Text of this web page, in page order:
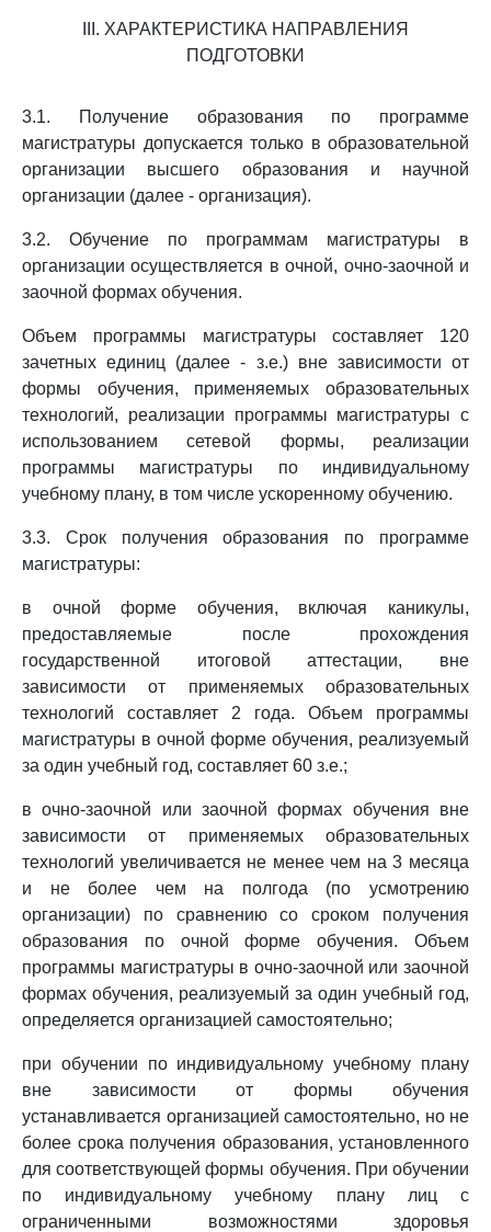
III. ХАРАКТЕРИСТИКА НАПРАВЛЕНИЯ
ПОДГОТОВКИ
3.1. Получение образования по программе
магистратуры допускается только в образовательной
организации высшего образования и научной
организации (далее - организация).
3.2. Обучение по программам магистратуры в
организации осуществляется в очной, очно-заочной и
заочной формах обучения.
Объем программы магистратуры составляет 120
зачетных единиц (далее - з.е.) вне зависимости от
формы обучения, применяемых образовательных
технологий, реализации программы магистратуры с
использованием сетевой формы, реализации
программы магистратуры по индивидуальному
учебному плану, в том числе ускоренному обучению.
3.3. Срок получения образования по программе
магистратуры:
в очной форме обучения, включая каникулы,
предоставляемые после прохождения
государственной итоговой аттестации, вне
зависимости от применяемых образовательных
технологий составляет 2 года. Объем программы
магистратуры в очной форме обучения, реализуемый
за один учебный год, составляет 60 з.е.;
в очно-заочной или заочной формах обучения вне
зависимости от применяемых образовательных
технологий увеличивается не менее чем на 3 месяца
и не более чем на полгода (по усмотрению
организации) по сравнению со сроком получения
образования по очной форме обучения. Объем
программы магистратуры в очно-заочной или заочной
формах обучения, реализуемый за один учебный год,
определяется организацией самостоятельно;
при обучении по индивидуальному учебному плану
вне зависимости от формы обучения
устанавливается организацией самостоятельно, но не
более срока получения образования, установленного
для соответствующей формы обучения. При обучении
по индивидуальному учебному плану лиц с
ограниченными возможностями здоровья